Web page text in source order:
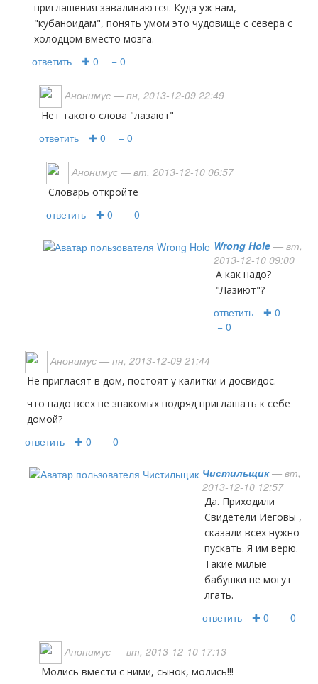
приглашения заваливаются. Куда уж нам,
"кубаноидам", понять умом это чудовище с севера с
холодцом вместо мозга.
ответить ✚ 0 − 0
Анонимус — пн, 2013-12-09 22:49
нет такого слова "лазают"
ответить ✚ 0 − 0
Анонимус — вт, 2013-12-10 06:57
словарь откройте
ответить ✚ 0 − 0
Wrong Hole — вт,
2013-12-10 09:00
А как надо?
"Лазиют"?
ответить
✚ 0
− 0
Анонимус — пн, 2013-12-09 21:44
не пригласят в дом, постоят у калитки и досвидос.
что надо всех не знакомых подряд приглашать к себе
домой?
ответить ✚ 0 − 0
Чистильщик— вт,
2013-12-10 12:57
Да. Приходили
Свидетели Иеговы ,
сказали всех нужно
пускать. Я им верю.
Такие милые
бабушки не могут
лгать.
ответить ✚ 0 − 0
Анонимус — вт, 2013-12-10 17:13
Молись вмести с ними, сынок, молись!!!